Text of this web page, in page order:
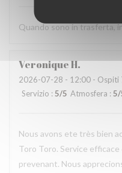
Quando sono in trasferta,
VeroniqueH
2026-07-28 - 12:00 - Ospiti
Servizio : 5/5 Atmosfera : 5/
Nous avons ete très bien
Toro Toro. Service
prevenant. Nous